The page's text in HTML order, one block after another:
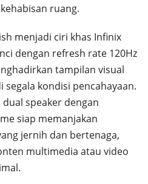
ruang.
menjadi ciri khas Infinix
dengan refresh rate 120Hz
tampilan visual
kondisi pencahayaan.
speaker dengan
siap memanjakan
jernih dan bertenaga,
multimedia atau video